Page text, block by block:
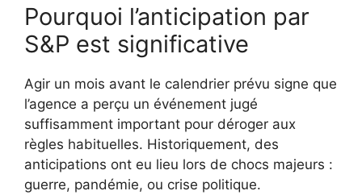
Pourquoi l’anticipation par
S&P est significative
Agir un mois avant le calendrier prévu signe que
l’agence a perçu un événement jugé
suffisamment important pour déroger aux
règles habituelles. Historiquement, des
anticipations ont eu lieu lors de chocs majeurs :
guerre, pandémie, ou crise politique.